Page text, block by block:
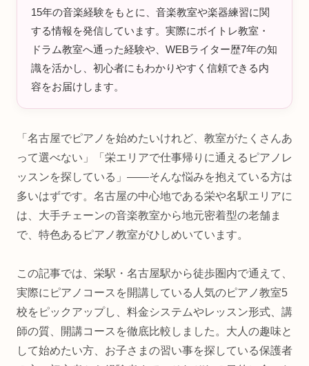
15年の音楽経験をもとに、音楽教室や楽器練習に関
する情報を発信しています。実際にボイトレ教室・
ドラム教室へ通った経験や、WEBライター歴7年の知
識を活かし、初心者にもわかりやすく信頼できる内
容をお届けします。
「名古屋でピアノを始めたいけれど、教室がたくさんあ
って選べない」「栄エリアで仕事帰りに通えるピアノレ
ッスンを探している」――そんな悩みを抱えている方は
多いはずです。名古屋の中心地である栄や名駅エリアに
は、大手チェーンの音楽教室から地元密着型の老舗ま
で、特色あるピアノ教室がひしめいています。
この記事では、栄駅・名古屋駅から徒歩圏内で通えて、
実際にピアノコースを開講している人気のピアノ教室5
校をピックアップし、料金システムやレッスン形式、講
師の質、開講コースを徹底比較しました。大人の趣味と
して始めたい方、お子さまの習い事を探している保護者